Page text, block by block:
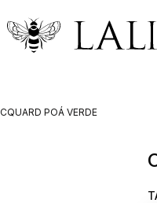
você está procurando
POÁ VERDE